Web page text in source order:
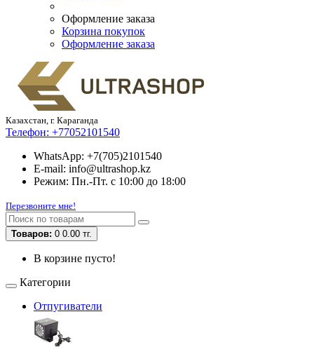
Оформление заказа
Корзина покупок
Оформление заказа
Казахстан, г. Караганда
Телефон: +77052101540
WhatsApp: +7(705)2101540
E-mail: info@ultrashop.kz
Режим: Пн.-Пт. с 10:00 до 18:00
Перезвоните мне!
Товаров: 0 0.00 тг.
В корзине пусто!
Категории
Отпугиватели